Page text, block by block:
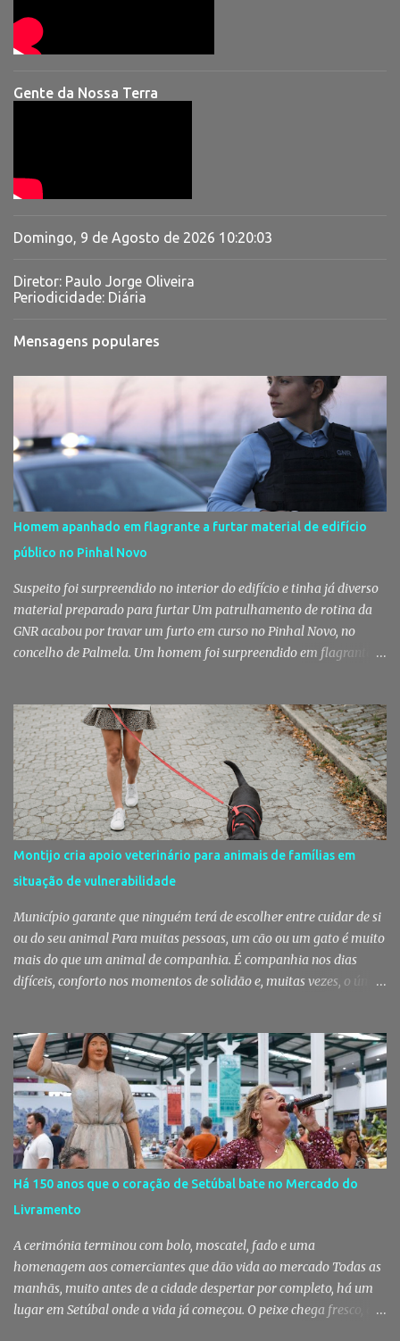
Gente da Nossa Terra
Domingo, 9 de Agosto de 2026 10:20:03
Diretor: Paulo Jorge Oliveira
Periodicidade: Diária
Mensagens populares
Homem apanhado em flagrante a furtar material de edifício
público no Pinhal Novo
Suspeito foi surpreendido no interior do edifício e tinha já diverso
material preparado para furtar Um patrulhamento de rotina da
GNR acabou por travar um furto em curso no Pinhal Novo, no
concelho de Palmela. Um homem foi surpreendido em flagrante
militares da Guarda. Patrulhamento da GNR termina com
detenção por furto A detenção ocorreu no dia 4 de Agosto, - mas
divulgada só nesta quinta-feira - numa ação desenvolvida pelo
Posto Territorial de Pinhal Novo. Segundo a GNR, "no âmbito de
uma ação de patrulhamento, os militares da Guarda detetaram
uma viatura estacionada num local referenciado pela prática de
furtos e pelo consumo de estupefacientes", circunstância que
motivou a realização de diligências policiais. Foi no decorrer
dessas ações que os militares localizaram um suspeito no interior
de um edifício público. Apanhado em flagrante De ...
Montijo cria apoio veterinário para animais de famílias em
situação de vulnerabilidade
Município garante que ninguém terá de escolher entre cuidar de si
ou do seu animal Para muitas pessoas, um cão ou um gato é muito
mais do que um animal de companhia. É companhia nos dias
difíceis, conforto nos momentos de solidão e, muitas vezes, o único
garantir cuidados básicos de saúde aos animais pertencentes a
utentes do Centro de Acolhimento de Emergência Social,
reforçando simultaneamente a proteção animal e o apoio às
pessoas em situação de maior vulnerabilidade. Cuidados de saúde
a animais de companhia de utentes do CAES A Câmara Municipal
do Montijo aprovou, por unanimidade, na reunião de 22 de Julho,
a celebração de um protocolo de colaboração com a União
Mutualista Nossa Senhora da Conceição, destinado a assegurar
assistência veterinária básica aos animais de companhia dos
utentes do Centro de Acolhimento de Emergência Social (CAES 2.0).
Segundo a ...
Há 150 anos que o coração de Setúbal bate no Mercado do
Livramento
A cerimónia terminou com bolo, moscatel, fado e uma
homenagem aos comerciantes que dão vida ao mercado Todas as
manhãs, muito antes de a cidade despertar por completo, há um
lugar em Setúbal onde a vida já começou. O peixe chega fresco, os